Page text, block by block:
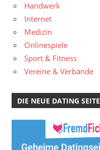
Handwerk
Internet
Medizin
Onlinespiele
Sport & Fitness
Vereine & Verbände
DIE NEUE DATING SEITE